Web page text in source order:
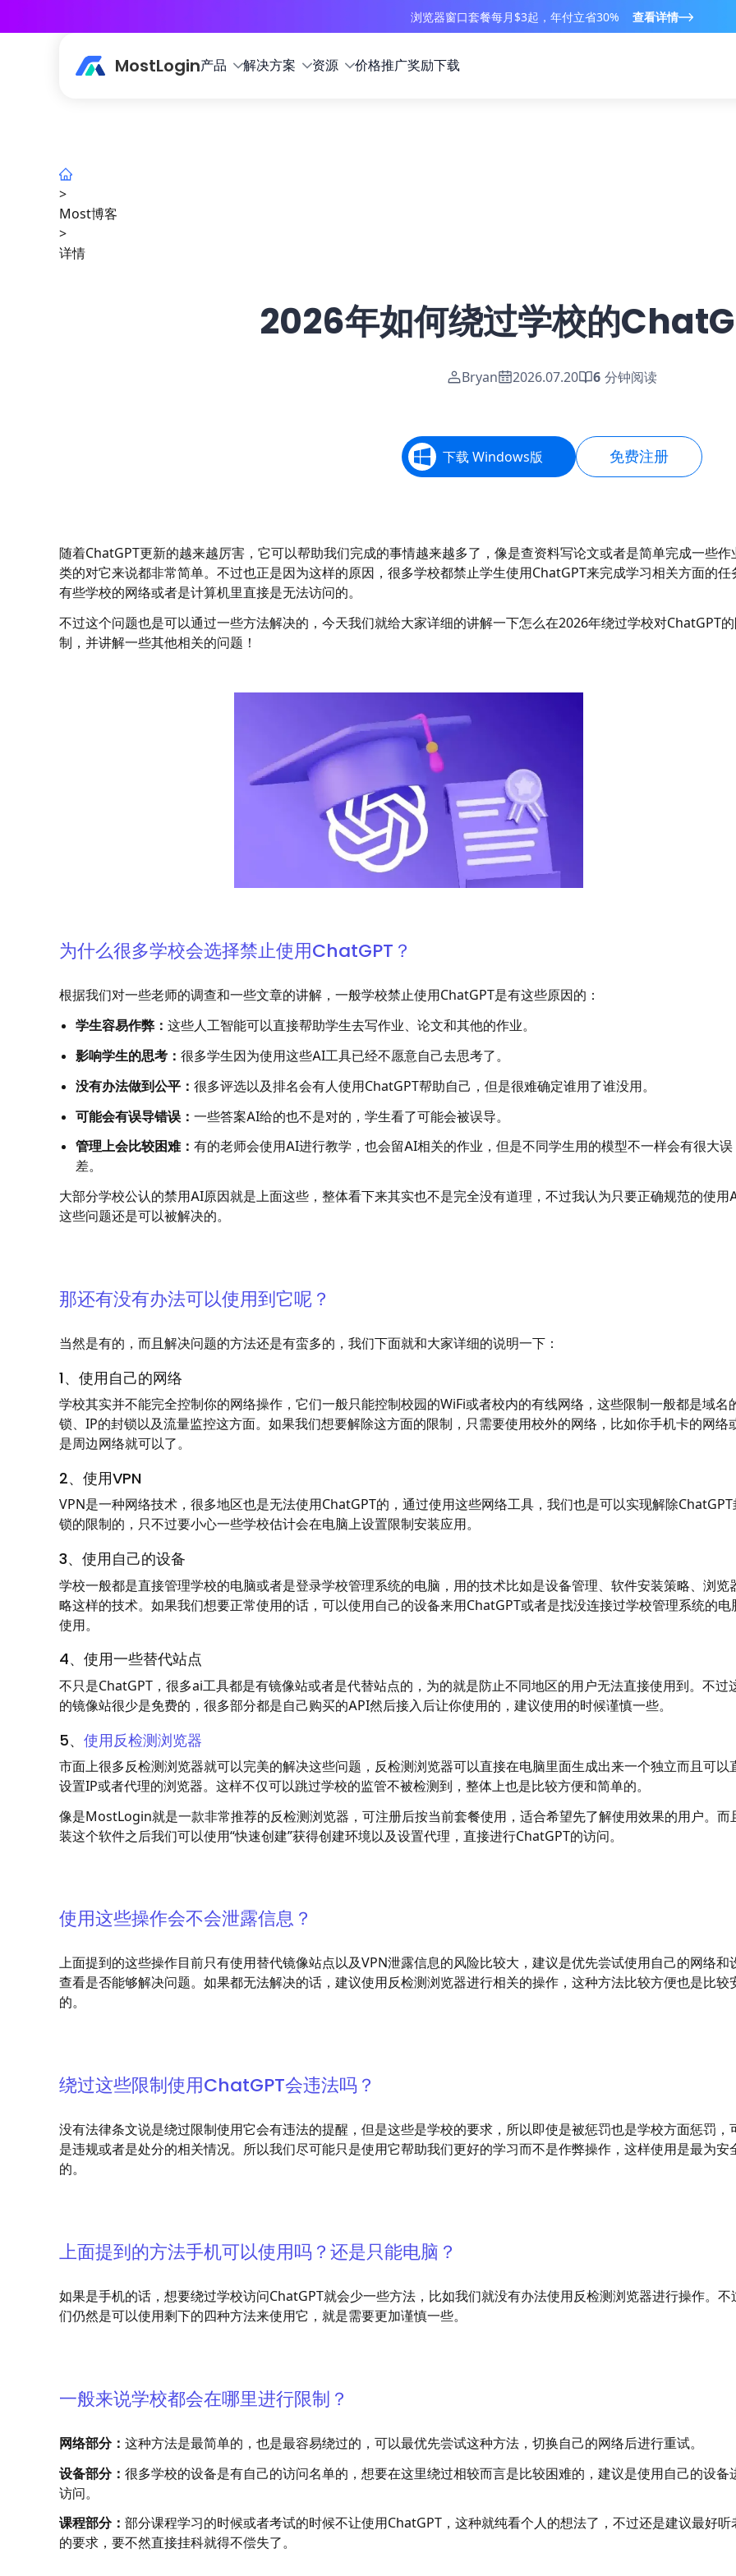
浏览器窗口套餐每月$3起，年付立省30% 查看详情
MostLogin产品 解决方案 资源 价格推广奖励下载
>
Most博客
>
详情
2026年如何绕过学校的
Bryan 2026.07.20 6 分钟阅读
下载 Windows版 免费注册
随着ChatGPT更新的越来越厉害，它可以帮助我们完成的事情越来越多了，像是查资料写论文或者是简单完成一些作
类的对它来说都非常简单。不过也正是因为这样的原因，很多学校都禁止学生使用ChatGPT来完成学习相关方面的任
有些学校的网络或者是计算机里直接是无法访问的。
不过这个问题也是可以通过一些方法解决的，今天我们就给大家详细的讲解一下怎么在2026年绕过学校对ChatGPT
制，并讲解一些其他相关的问题！
为什么很多学校会选择禁止使用ChatGPT？
根据我们对一些老师的调查和一些文章的讲解，一般学校禁止使用ChatGPT是有这些原因的：
学生容易作弊： 这些人工智能可以直接帮助学生去写作业、论文和其他的作业。
影响学生的思考： 很多学生因为使用这些AI工具已经不愿意自己去思考了。
没有办法做到公平： 很多评选以及排名会有人使用ChatGPT帮助自己，但是很难确定谁用了谁没用。
可能会有误导错误： 一些答案AI给的也不是对的，学生看了可能会被误导。
管理上会比较困难： 有的老师会使用AI进行教学，也会留AI相关的作业，但是不同学生用的模型不一样会有很大误
差。
大部分学校公认的禁用AI原因就是上面这些，整体看下来其实也不是完全没有道理，不过我认为只要正确规范的使用
这些问题还是可以被解决的。
那还有没有办法可以使用到它呢？
当然是有的，而且解决问题的方法还是有蛮多的，我们下面就和大家详细的说明一下：
1、使用自己的网络
学校其实并不能完全控制你的网络操作，它们一般只能控制校园的WiFi或者校内的有线网络，这些限制一般都是域名
锁、IP的封锁以及流量监控这方面。如果我们想要解除这方面的限制，只需要使用校外的网络，比如你手机卡的网络
是周边网络就可以了。
2、使用VPN
VPN是一种网络技术，很多地区也是无法使用ChatGPT的，通过使用这些网络工具，我们也是可以实现解除ChatGPT
锁的限制的，只不过要小心一些学校估计会在电脑上设置限制安装应用。
3、使用自己的设备
学校一般都是直接管理学校的电脑或者是登录学校管理系统的电脑，用的技术比如是设备管理、软件安装策略、浏览
略这样的技术。如果我们想要正常使用的话，可以使用自己的设备来用ChatGPT或者是找没连接过学校管理系统的电
使用。
4、使用一些替代站点
不只是ChatGPT，很多ai工具都是有镜像站或者是代替站点的，为的就是防止不同地区的用户无法直接使用到。不过
的镜像站很少是免费的，很多部分都是自己购买的API然后接入后让你使用的，建议使用的时候谨慎一些。
5、 使用反检测浏览器
市面上很多反检测浏览器就可以完美的解决这些问题，反检测浏览器可以直接在电脑里面生成出来一个独立而且可以
设置IP或者代理的浏览器。这样不仅可以跳过学校的监管不被检测到，整体上也是比较方便和简单的。
像是MostLogin就是一款非常推荐的反检测浏览器，可注册后按当前套餐使用，适合希望先了解使用效果的用户。而
装这个软件之后我们可以使用“快速创建”获得创建环境以及设置代理，直接进行ChatGPT的访问。
使用这些操作会不会泄露信息？
上面提到的这些操作目前只有使用替代镜像站点以及VPN泄露信息的风险比较大，建议是优先尝试使用自己的网络和
查看是否能够解决问题。如果都无法解决的话，建议使用反检测浏览器进行相关的操作，这种方法比较方便也是比较
的。
绕过这些限制使用ChatGPT会违法吗？
没有法律条文说是绕过限制使用它会有违法的提醒，但是这些是学校的要求，所以即使是被惩罚也是学校方面惩罚，
是违规或者是处分的相关情况。所以我们尽可能只是使用它帮助我们更好的学习而不是作弊操作，这样使用是最为安
的。
上面提到的方法手机可以使用吗？还是只能电脑？
如果是手机的话，想要绕过学校访问ChatGPT就会少一些方法，比如我们就没有办法使用反检测浏览器进行操作。不
们仍然是可以使用剩下的四种方法来使用它，就是需要更加谨慎一些。
一般来说学校都会在哪里进行限制？
网络部分： 这种方法是最简单的，也是最容易绕过的，可以最优先尝试这种方法，切换自己的网络后进行重试。
设备部分： 很多学校的设备是有自己的访问名单的，想要在这里绕过相较而言是比较困难的，建议是使用自己的设备
访问。
课程部分： 部分课程学习的时候或者考试的时候不让使用ChatGPT，这种就纯看个人的想法了，不过还是建议最好听
的要求，要不然直接挂科就得不偿失了。